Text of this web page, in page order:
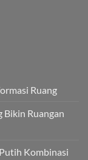
Ruang
Bikin Ruangan
Kombinasi